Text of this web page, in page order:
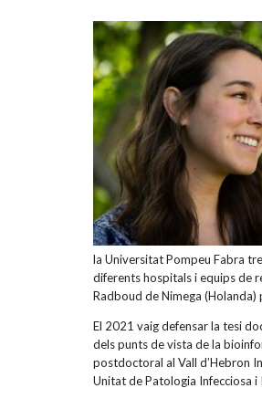
la Universitat Pompeu Fabra
diferents hospitals i equips de
Radboud de Nimega
El 2021 vaig defensar la tesi
dels punts de vista de la
postdoctoral al Vall d’Hebron
Unitat de Patologia Infecciosa